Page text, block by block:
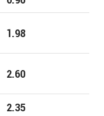
1.98
2.60
2.35